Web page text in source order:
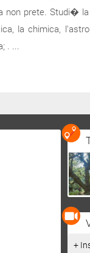
non prete. Studi�
la chimica,
. ...
+